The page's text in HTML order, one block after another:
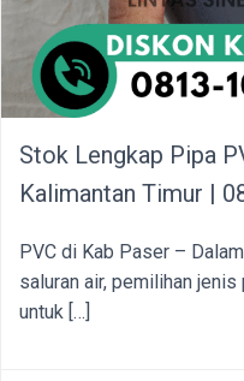
Stok Lengkap Pipa
Kalimantan Timur |
PVC di Kab Paser –
saluran air, pemilihan
untuk […]